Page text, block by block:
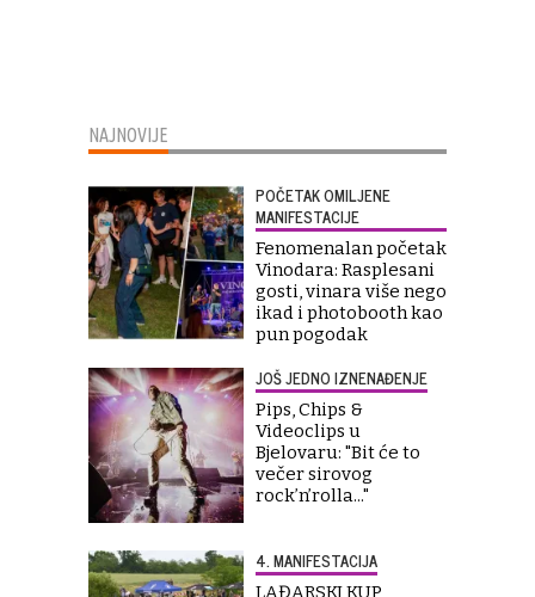
NAJNOVIJE
POČETAK OMILJENE
MANIFESTACIJE
Fenomenalan početak
Vinodara: Rasplesani
gosti, vinara više nego
ikad i photobooth kao
pun pogodak
JOŠ JEDNO IZNENAĐENJE
Pips, Chips &
Videoclips u
Bjelovaru: "Bit će to
večer sirovog
rock’n’rolla..."
4. MANIFESTACIJA
LAĐARSKI KUP